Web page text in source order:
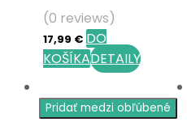
(0 reviews)
17,99 € DO
KOŠÍKADETAILY
Pridať medzi obľúbené